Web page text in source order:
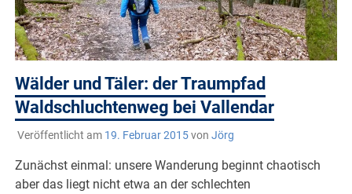
Wälder und Täler: der Traumpfad
Waldschluchtenweg bei Vallendar
Veröffentlicht am 19. Februar 2015von Jörg
Zunächst einmal: unsere Wanderung beginnt chaotisch
aber das liegt nicht etwa an der schlechten